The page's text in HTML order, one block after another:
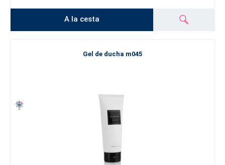
A la cesta
Gel de ducha m045